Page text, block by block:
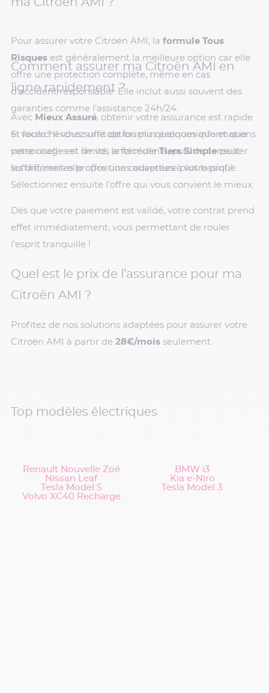
ma Citroën AMI ?
Pour assurer votre Citroën AMI, la formule Tous
Risques est généralement la meilleure option car elle
offre une protection complète, même en cas
d’accident responsable. Elle inclut aussi souvent des
garanties comme l’assistance 24h/24.
Si vous cherchez une option plus économique et que
votre usage est limité, la formuleTiers Simplepeut
suffire, mais elle offre une couverture plus basique.
Comment assurer ma Citroën AMI en
ligne rapidement ?
Avec Mieux Assuré, obtenir votre assurance est rapide
et facile ! Il vous suffit de fournir quelques informations
personnelles et de vos antécédents, puis de consulter
les différentes propositions adaptées à votre profil.
Sélectionnez ensuite l’offre qui vous convient le mieux.
Dès que votre paiement est validé, votre contrat prend
effet immédiatement, vous permettant de rouler
l’esprit tranquille !
Quel est le prix de l’assurance pour ma
Citroën AMI ?
Profitez de nos solutions adaptées pour assurer votre
Citroën AMI à partir de 28€/mois seulement.
Top modèles électriques
Renault Nouvelle Zoé
BMW i3
Nissan Leaf
Kia e-Niro
Tesla Model S
Tesla Model 3
Volvo XC40 Recharge